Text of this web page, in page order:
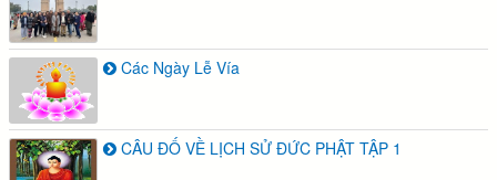
Các Ngày Lễ Vía
CÂU ĐỐ VỀ LỊCH SỬ ĐỨC PHẬT TẬP 1